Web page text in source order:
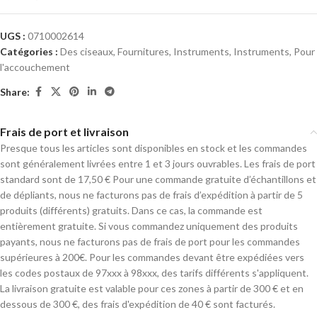
UGS : 0710002614
Catégories : Des ciseaux, Fournitures, Instruments, Instruments, Pour
l'accouchement
Share:
Frais de port et livraison
Presque tous les articles sont disponibles en stock et les commandes
sont généralement livrées entre 1 et 3 jours ouvrables. Les frais de port
standard sont de 17,50 € Pour une commande gratuite d’échantillons et
de dépliants, nous ne facturons pas de frais d’expédition à partir de 5
produits (différents) gratuits. Dans ce cas, la commande est
entièrement gratuite. Si vous commandez uniquement des produits
payants, nous ne facturons pas de frais de port pour les commandes
supérieures à 200€. Pour les commandes devant être expédiées vers
les codes postaux de 97xxx à 98xxx, des tarifs différents s'appliquent.
La livraison gratuite est valable pour ces zones à partir de 300 € et en
dessous de 300 €, des frais d'expédition de 40 € sont facturés.